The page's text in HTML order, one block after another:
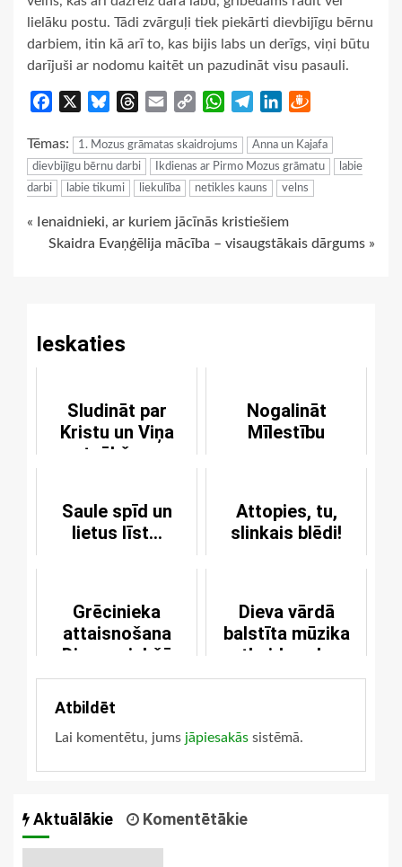
lielāku postu. Tādi zvārguļi tiek piekārti dievbijīgu bērnu
darbiem, itin kā arī to, kas bijis labs un derīgs, viņi būtu
darījuši ar nodomu kaitēt un pazudināt visu pasauli.
Facebook BlueskyThreads
Email
Copy
WhatsApp
TelegramLinkedIn
Tēmas: 1. Mozus grāmatas skaidrojums
Anna un Kajafa
dievbijīgu bērnu darbi
Ikdienas ar Pirmo Mozus grāmatu
labie
darbi
labie tikumi liekulība netikles kauns velns
Continue
« Ienaidnieki, ar kuriem jācīnās kristiešiem
Skaidra Evaņģēlija mācība – visaugstākais dārgums »
Ieskaties
Sludināt par
Kristu un Viņa
atnākšanu
Nogalināt
Mīlestību
Saule spīd un
lietus līst...
Attopies, tu,
slinkais blēdi!
Grēcinieka
attaisnošana
Dieva priekšā
Dieva vārdā
balstīta mūzika
atbaida velnu
Atbildēt
Lai komentētu, jums jāpiesakās sistēmā.
Aktuālākie Komentētākie